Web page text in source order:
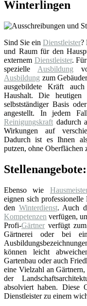
Winterlingen
Sind Sie ein Dienstleister?
und Raum für den
externem Dienstleister.
spezielle Ausbildung
Ausbildung zum
ausgebildete Kräft
Haushalt. Die heutigen
selbstständiger Basis
angestellt. In jedem
Reinigungskraft dadurch
Wirkungen auf
Dadurch ist es Ihnen
putzen, ohne Oberflächen
Ebenso wie Hausmeister
eignen sich
den Winterdienst. Auch
Kompetenzen verfügen,
Profi-Gärtner verfügt
Gärtnerei oder bei
können leicht
Gartenbau oder auch
eine Vielzahl an Gärtnern,
der
absolviert haben. Diese
Dienstleister zu einem